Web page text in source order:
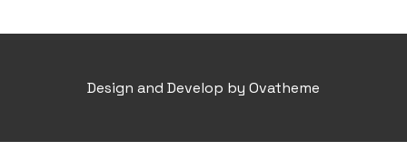
Design and Develop by Ovatheme